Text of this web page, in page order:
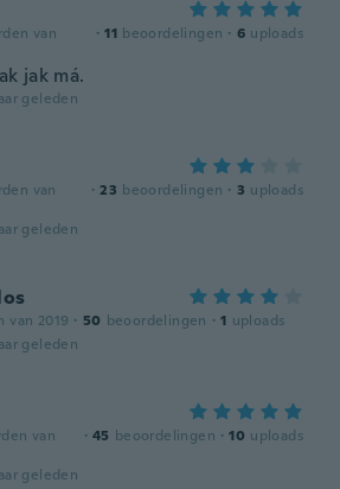
van
· 11 beoordelingen · 6 uploads
jak má.
geleden
van
· 23 beoordelingen · 3 uploads
geleden
van 2019 · 50 beoordelingen · 1 uploads
geleden
van
· 45 beoordelingen · 10 uploads
geleden